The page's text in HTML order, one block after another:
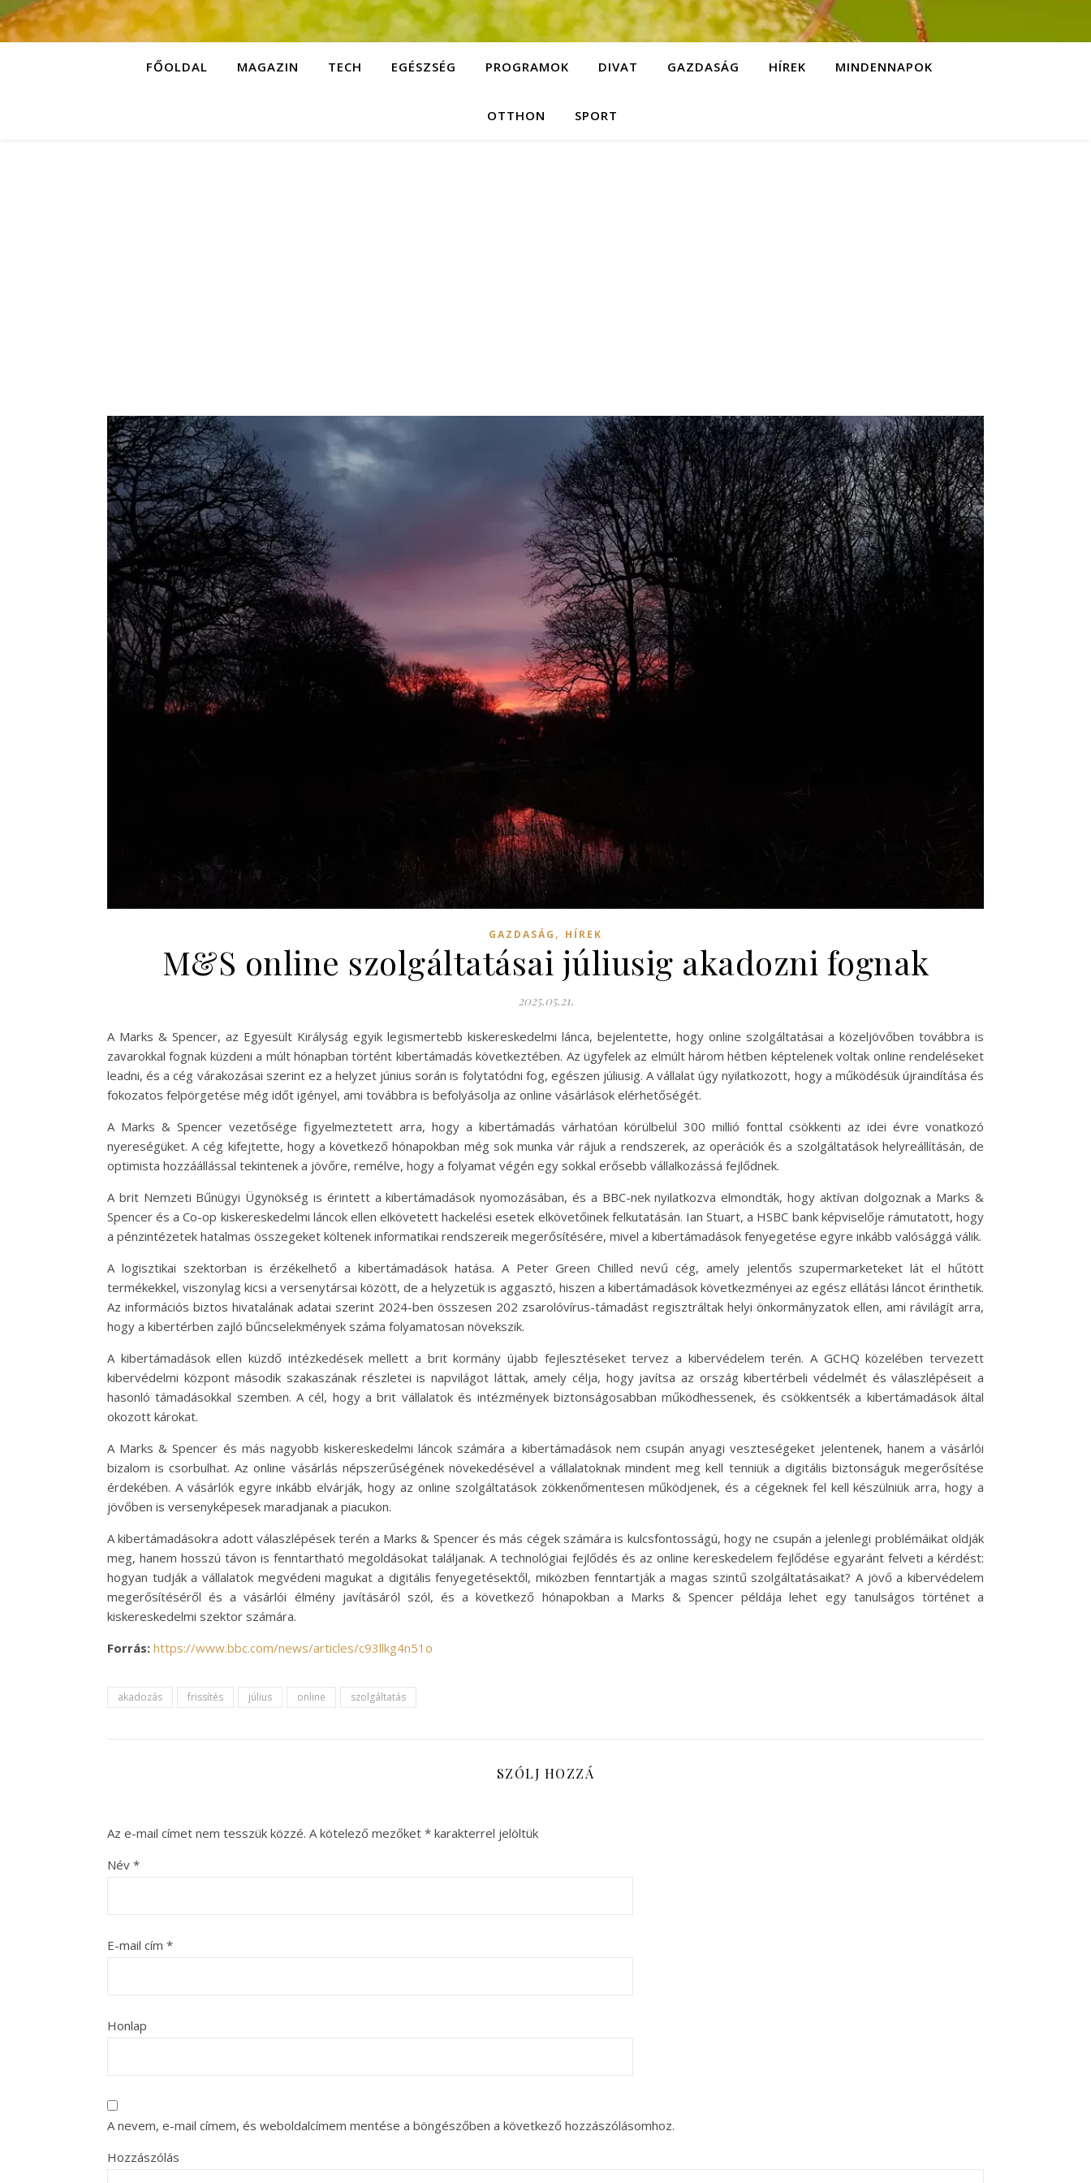
FŐOLDAL MAGAZIN TECH EGÉSZSÉG PROGRAMOK DIVAT GAZDASÁG HÍREK MINDENNAPOK
OTTHON SPORT
GAZDASÁG , HÍREK
M&S online szolgáltatásai júliusig akadozni fognak
2025.05.21.
A Marks & Spencer, az Egyesült Királyság egyik legismertebb kiskereskedelmi lánca, bejelentette, hogy online szolgáltatásai a közeljövőben továbbra is
zavarokkal fognak küzdeni a múlt hónapban történt kibertámadás következtében. Az ügyfelek az elmúlt három hétben képtelenek voltak online rendeléseket
leadni, és a cég várakozásai szerint ez a helyzet június során is folytatódni fog, egészen júliusig. A vállalat úgy nyilatkozott, hogy a működésük újraindítása és
fokozatos felpörgetése még időt igényel, ami továbbra is befolyásolja az online vásárlások elérhetőségét.
A Marks & Spencer vezetősége figyelmeztetett arra, hogy a kibertámadás várhatóan körülbelül 300 millió fonttal csökkenti az idei évre vonatkozó
nyereségüket. A cég kifejtette, hogy a következő hónapokban még sok munka vár rájuk a rendszerek, az operációk és a szolgáltatások helyreállításán, de
optimista hozzáállással tekintenek a jövőre, remélve, hogy a folyamat végén egy sokkal erősebb vállalkozássá fejlődnek.
A brit Nemzeti Bűnügyi Ügynökség is érintett a kibertámadások nyomozásában, és a BBC-nek nyilatkozva elmondták, hogy aktívan dolgoznak a Marks &
Spencer és a Co-op kiskereskedelmi láncok ellen elkövetett hackelési esetek elkövetőinek felkutatásán. Ian Stuart, a HSBC bank képviselője rámutatott, hogy
a pénzintézetek hatalmas összegeket költenek informatikai rendszereik megerősítésére, mivel a kibertámadások fenyegetése egyre inkább valósággá válik.
A logisztikai szektorban is érzékelhető a kibertámadások hatása. A Peter Green Chilled nevű cég, amely jelentős szupermarketeket lát el hűtött
termékekkel, viszonylag kicsi a versenytársai között, de a helyzetük is aggasztó, hiszen a kibertámadások következményei az egész ellátási láncot érinthetik.
Az információs biztos hivatalának adatai szerint 2024-ben összesen 202 zsarolóvírus-támadást regisztráltak helyi önkormányzatok ellen, ami rávilágít arra,
hogy a kibertérben zajló bűncselekmények száma folyamatosan növekszik.
A kibertámadások ellen küzdő intézkedések mellett a brit kormány újabb fejlesztéseket tervez a kibervédelem terén. A GCHQ közelében tervezett
kibervédelmi központ második szakaszának részletei is napvilágot láttak, amely célja, hogy javítsa az ország kibertérbeli védelmét és válaszlépéseit a
hasonló támadásokkal szemben. A cél, hogy a brit vállalatok és intézmények biztonságosabban működhessenek, és csökkentsék a kibertámadások által
okozott károkat.
A Marks & Spencer és más nagyobb kiskereskedelmi láncok számára a kibertámadások nem csupán anyagi veszteségeket jelentenek, hanem a vásárlói
bizalom is csorbulhat. Az online vásárlás népszerűségének növekedésével a vállalatoknak mindent meg kell tenniük a digitális biztonságuk megerősítése
érdekében. A vásárlók egyre inkább elvárják, hogy az online szolgáltatások zökkenőmentesen működjenek, és a cégeknek fel kell készülniük arra, hogy a
jövőben is versenyképesek maradjanak a piacukon.
A kibertámadásokra adott válaszlépések terén a Marks & Spencer és más cégek számára is kulcsfontosságú, hogy ne csupán a jelenlegi problémáikat oldják
meg, hanem hosszú távon is fenntartható megoldásokat találjanak. A technológiai fejlődés és az online kereskedelem fejlődése egyaránt felveti a kérdést:
hogyan tudják a vállalatok megvédeni magukat a digitális fenyegetésektől, miközben fenntartják a magas szintű szolgáltatásaikat? A jövő a kibervédelem
megerősítéséről és a vásárlói élmény javításáról szól, és a következő hónapokban a Marks & Spencer példája lehet egy tanulságos történet a
kiskereskedelmi szektor számára.
Forrás: https://www.bbc.com/news/articles/c93llkg4n51o
akadozás frissítés július online szolgáltatás
SZÓLJ HOZZÁ
Az e-mail címet nem tesszük közzé. A kötelező mezőket * karakterrel jelöltük
Név *
E-mail cím *
Honlap
A nevem, e-mail címem, és weboldalcímem mentése a böngészőben a következő hozzászólásomhoz.
Hozzászólás